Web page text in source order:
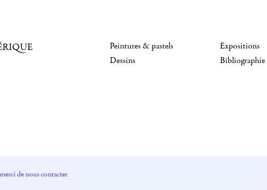
Peintures & pastels
Dessins
Expositions
Bibliographie
de nous contacter